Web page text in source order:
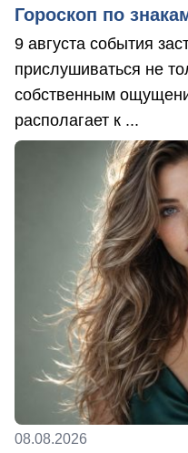
Гороскоп по
9 августа события
прислушиваться не
собственным
располагает к ...
08.08.2026